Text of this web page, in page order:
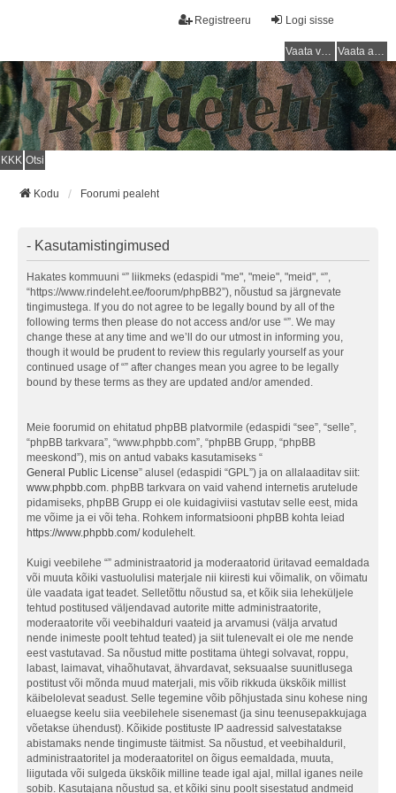
Logi sisse
Registreeru
Vaata vastamata teemasi Vaata aktiivseid teemasid
KKK Otsi
Kodu Foorumi pealeht
- Kasutamistingimused
Hakates kommuuni “” liikmeks (edaspidi "me", "meie", "meid", “”,
“https://www.rindeleht.ee/foorum/phpBB2”), nõustud sa järgnevate
tingimustega. If you do not agree to be legally bound by all of the
following terms then please do not access and/or use “”. We may
change these at any time and we’ll do our utmost in informing you,
though it would be prudent to review this regularly yourself as your
continued usage of “” after changes mean you agree to be legally
bound by these terms as they are updated and/or amended.
Meie foorumid on ehitatud phpBB platvormile (edaspidi “see”, “selle”,
“phpBB tarkvara”, “www.phpbb.com”, “phpBB Grupp, “phpBB
meeskond”), mis on antud vabaks kasutamiseks “
General Public License” alusel (edaspidi “GPL”) ja on allalaaditav siit:
www.phpbb.com. phpBB tarkvara on vaid vahend internetis arutelude
pidamiseks, phpBB Grupp ei ole kuidagiviisi vastutav selle eest, mida
me võime ja ei või teha. Rohkem informatsiooni phpBB kohta leiad
https://www.phpbb.com/kodulehelt.
Kuigi veebilehe “” administraatorid ja moderaatorid üritavad eemaldada
või muuta kõiki vastuolulisi materjale nii kiiresti kui võimalik, on võimatu
üle vaadata igat teadet. Selletõttu nõustud sa, et kõik siia leheküljele
tehtud postitused väljendavad autorite mitte administraatorite,
moderaatorite või veebihalduri vaateid ja arvamusi (välja arvatud
nende inimeste poolt tehtud teated) ja siit tulenevalt ei ole me nende
eest vastutavad. Sa nõustud mitte postitama ühtegi solvavat, roppu,
labast, laimavat, vihaõhutavat, ähvardavat, seksuaalse suunitlusega
postitust või mõnda muud materjali, mis võib rikkuda ükskõik millist
käibelolevat seadust. Selle tegemine võib põhjustada sinu kohese ning
eluaegse keelu siia veebilehele sisenemast (ja sinu teenusepakkujaga
võetakse ühendust). Kõikide postituste IP aadressid salvestatakse
abistamaks nende tingimuste täitmist. Sa nõustud, et veebihalduril,
administraatoritel ja moderaatoritel on õigus eemaldada, muuta,
liigutada või sulgeda ükskõik milline teade igal ajal, millal iganes neile
sobib. Kasutajana nõustud sa, et kõiki sinu poolt sisestatud andmeid